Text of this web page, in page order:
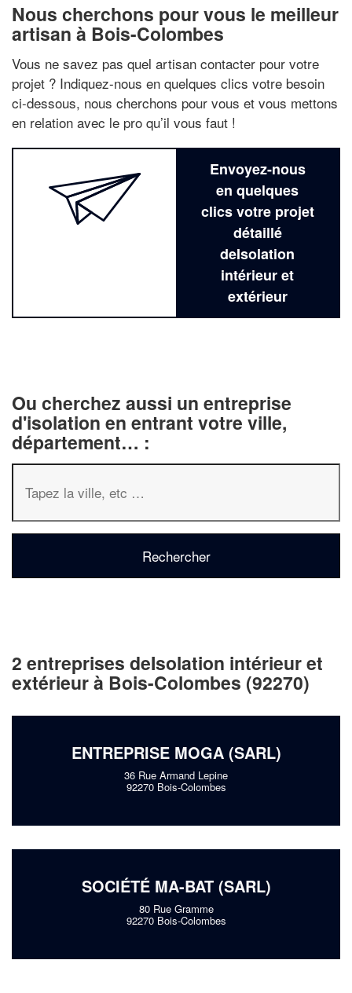
Nous cherchons pour vous le meilleur
artisan à Bois-Colombes
Vous ne savez pas quel artisan contacter pour votre
projet ? Indiquez-nous en quelques clics votre besoin
ci-dessous, nous cherchons pour vous et vous mettons
en relation avec le pro qu’il vous faut !
Envoyez-nous
en quelques
clics votre projet
détaillé
deIsolation
intérieur et
extérieur
Ou cherchez aussi un entreprise
d'isolation en entrant votre ville,
département… :
2 entreprises deIsolation intérieur et
extérieur à Bois-Colombes (92270)
ENTREPRISE MOGA (SARL)
36 Rue Armand Lepine
92270 Bois-Colombes
SOCIÉTÉ MA-BAT (SARL)
80 Rue Gramme
92270 Bois-Colombes